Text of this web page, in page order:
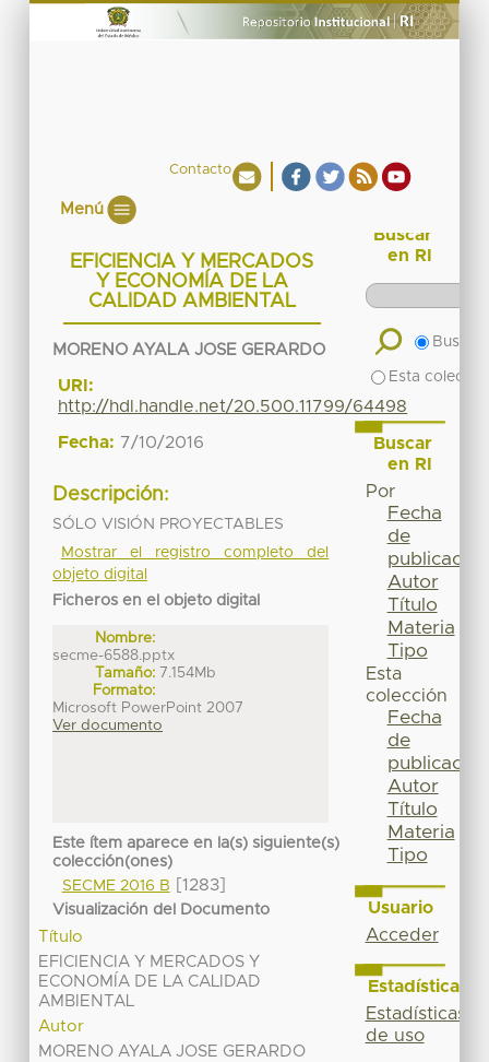
Contacto
Menú
EFICIENCIA Y MERCADOS
Y ECONOMÍA DE LA
CALIDAD AMBIENTAL
MORENO AYALA JOSE GERARDO
URI:
http://hdl.handle.net/20.500.11799/64498
Fecha: 7/10/2016
Descripción:
SÓLO VISIÓN PROYECTABLES
Mostrar el registro completo del
objeto digital
Ficheros en el objeto digital
Nombre:
secme-6588.pptx
Tamaño: 7.154Mb
Formato:
Microsoft PowerPoint 2007
Ver documento
Este ítem aparece en la(s) siguiente(s)
colección(ones)
SECME 2016 B
[1283]
Visualización del Documento
Título
EFICIENCIA Y MERCADOS Y
ECONOMÍA DE LA CALIDAD
AMBIENTAL
Autor
MORENO AYALA JOSE GERARDO
Buscar
en RI
Buscar
Esta
Buscar
en RI
Por
Fecha
de
publicación
Autor
Título
Materia
Tipo
Esta
colección
Fecha
de
publicación
Autor
Título
Materia
Tipo
Usuario
Acceder
Estadísticas
Estadísticas
de uso